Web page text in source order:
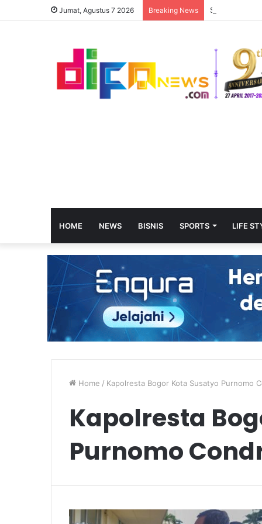
Jumat, Agustus 7 2026 Breaking News
HOME NEWS BISNIS SPORTS LIFE
Home / Kapolresta Bogor Kota Susatyo Purnomo
Kapolresta
Purnomo